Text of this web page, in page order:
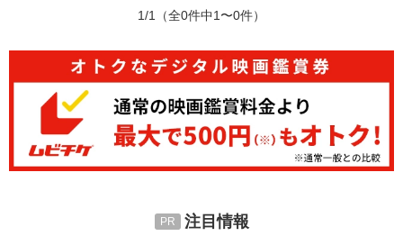
1/1 （全0件中1〜0件）
注目情報